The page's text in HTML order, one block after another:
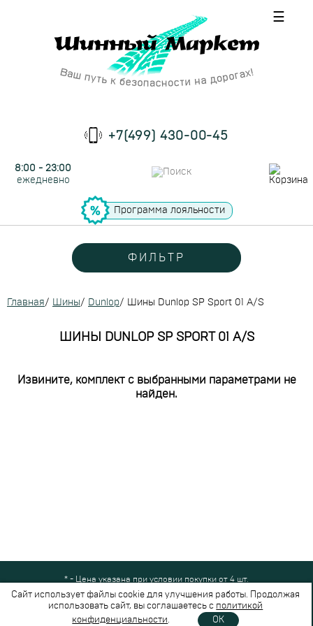
☰
+7(499) 430-00-45
8:00 - 23:00
ежедневно
Программа лояльности
ФИЛЬТР
Главная/ Шины/ Dunlop/ Шины Dunlop SP Sport 01 A/S
ШИНЫ DUNLOP SP SPORT 01 A/S
Извините, комплект с выбранными параметрами не
найден.
* - Цена указана при условии покупки от 4 шт.
Все права защищены © 2024-2026,Шинный Маркет(ООО "Безопасные
шины")
Вся представленная на сайте информация носит справочный характер и не
Сайт использует файлы cookie для улучшения работы. Продолжая
использовать сайт, вы соглашаетесь с политикой
конфиденциальности. OK